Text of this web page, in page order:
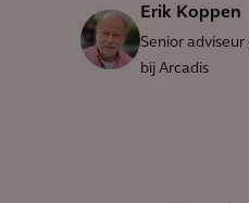
Erik Koppen
Senior
bij Arcadis